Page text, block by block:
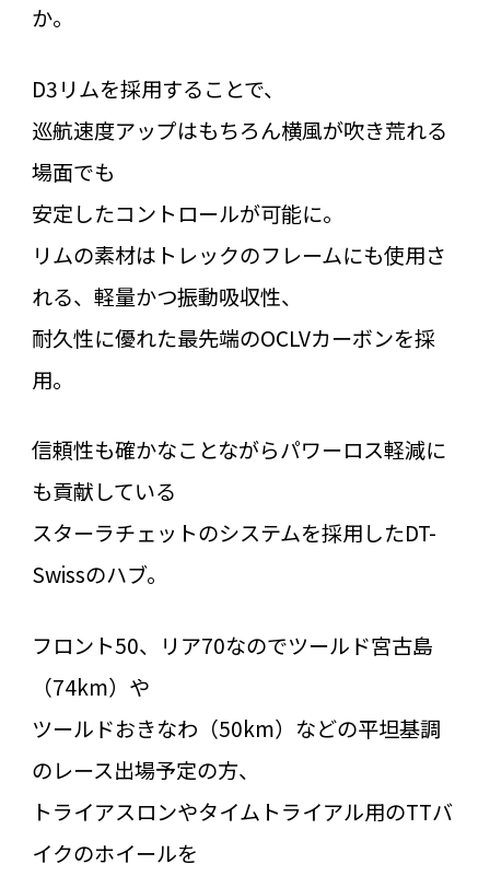
か。
D3リムを採用することで、
巡航速度アップはもちろん横風が吹き荒れる
場面でも
安定したコントロールが可能に。
リムの素材はトレックのフレームにも使用さ
れる、軽量かつ振動吸収性、
耐久性に優れた最先端のOCLVカーボンを採
用。
信頼性も確かなことながらパワーロス軽減に
も貢献している
スターラチェットのシステムを採用したDT-
Swissのハブ。
フロント50、リア70なのでツールド宮古島
（74km）や
ツールドおきなわ（50km）などの平坦基調
のレース出場予定の方、
トライアスロンやタイムトライアル用のTTバ
イクのホイールを